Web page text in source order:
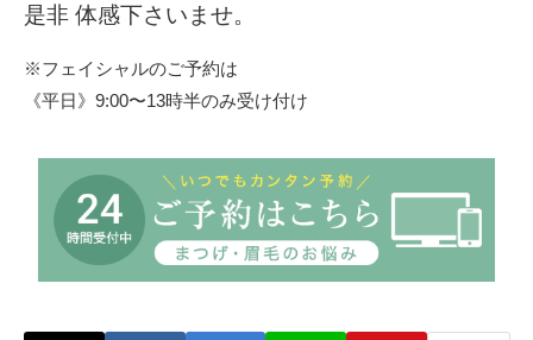
是非 体感下さいませ。
※フェイシャルのご予約は
《平日》9:00〜13時半のみ受け付け